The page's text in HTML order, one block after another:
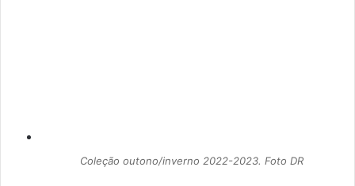
Coleção outono/inverno 2022-2023. Foto DR